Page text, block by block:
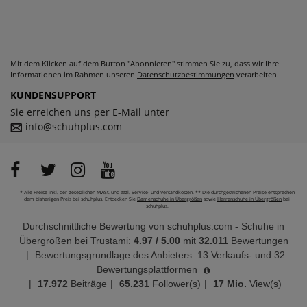
Mit dem Klicken auf dem Button "Abonnieren" stimmen Sie zu, dass wir Ihre
Informationen im Rahmen unseren Datenschutzbestimmungen verarbeiten.
KUNDENSUPPORT
Sie erreichen uns per E-Mail unter
info@schuhplus.com
* Alle Preise inkl. der gesetzlichen MwSt. und zzgl. Service- und Versandkosten.** Die durchgestrichenen Preise entsprechen
dem bisherigen Preis bei schuhplus. Entdecken Sie Damenschuhe in Übergrößen sowie Herrenschuhe in Übergrößen bei
schuhplus.
Durchschnittliche Bewertung von schuhplus.com - Schuhe in
Übergrößen bei Trustami: 4.97 / 5.00 mit 32.011 Bewertungen
|
Bewertungsgrundlage des Anbieters: 13 Verkaufs- und 32
Bewertungsplattformen
|
17.972 Beiträge | 65.231 Follower(s) | 17 Mio. View(s)